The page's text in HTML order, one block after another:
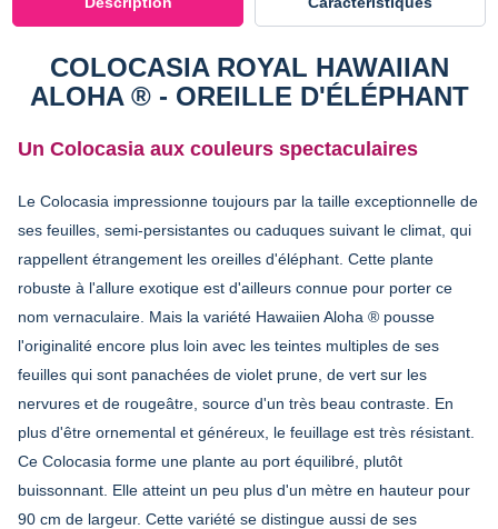
COLOCASIA ROYAL HAWAIIAN
ALOHA ® - OREILLE D'ÉLÉPHANT
Un Colocasia aux couleurs spectaculaires
Le Colocasia impressionne toujours par la taille exceptionnelle de
ses feuilles, semi-persistantes ou caduques suivant le climat, qui
rappellent étrangement les oreilles d'éléphant. Cette plante
robuste à l'allure exotique est d'ailleurs connue pour porter ce
nom vernaculaire. Mais la variété Hawaiien Aloha ® pousse
l'originalité encore plus loin avec les teintes multiples de ses
feuilles qui sont panachées de violet prune, de vert sur les
nervures et de rougeâtre, source d'un très beau contraste. En
plus d'être ornemental et généreux, le feuillage est très résistant.
Ce Colocasia forme une plante au port équilibré, plutôt
buissonnant. Elle atteint un peu plus d'un mètre en hauteur pour
90 cm de largeur. Cette variété se distingue aussi de ses